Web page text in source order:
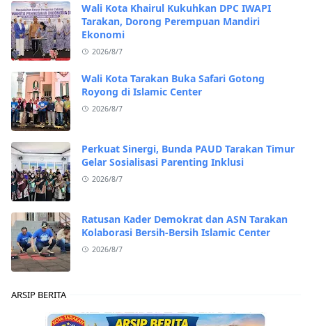
Wali Kota Khairul Kukuhkan DPC IWAPI
Tarakan, Dorong Perempuan Mandiri
Ekonomi
2026/8/7
Wali Kota Tarakan Buka Safari Gotong
Royong di Islamic Center
2026/8/7
Perkuat Sinergi, Bunda PAUD Tarakan Timur
Gelar Sosialisasi Parenting Inklusi
2026/8/7
Ratusan Kader Demokrat dan ASN Tarakan
Kolaborasi Bersih-Bersih Islamic Center
2026/8/7
ARSIP BERITA